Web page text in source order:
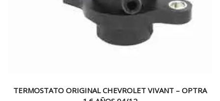
TERMOSTATO ORIGINAL CHEVROLET VIVANT – OPTRA